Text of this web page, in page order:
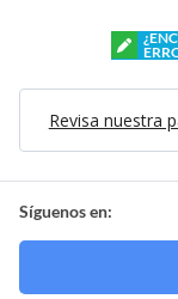
Revisa nuestra
Síguenos en: